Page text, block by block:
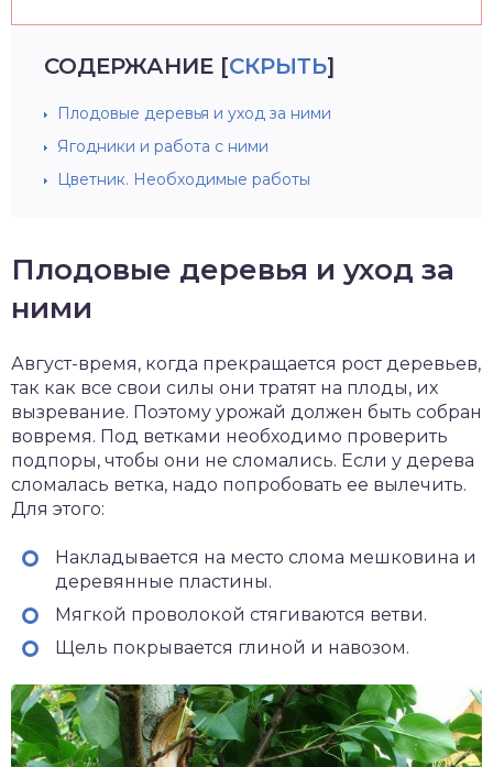
СОДЕРЖАНИЕ [СКРЫТЬ]
Плодовые деревья и уход за ними
Ягодники и работа с ними
Цветник. Необходимые работы
Плодовые деревья и уход за
ними
Август-время, когда прекращается рост деревьев,
так как все свои силы они тратят на плоды, их
вызревание. Поэтому урожай должен быть собран
вовремя. Под ветками необходимо проверить
подпоры, чтобы они не сломались. Если у дерева
сломалась ветка, надо попробовать ее вылечить.
Для этого:
Накладывается на место слома мешковина и
деревянные пластины.
Мягкой проволокой стягиваются ветви.
Щель покрывается глиной и навозом.